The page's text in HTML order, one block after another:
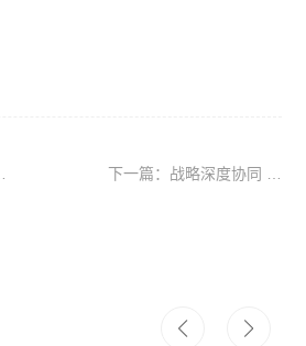
下一篇：战略深度协同 共